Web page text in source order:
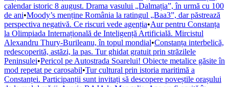
calendar istoric 8 august. Drama vasului „Dalmația”, în urmă cu 100
de ani•Moody’s menține România la ratingul „Baa3”, dar păstrează
perspectiva negativă. Ce riscuri vede agenția•Aur pentru Constanța
la Olimpiada Internațională de Inteligență Artificială. Mircistul
Alexandru Thury-Burileanu, în topul mondial•Constanța interbelică,
redescoperită, astăzi, la pas. Tur ghidat gratuit prin străzilele
Peninsulei•Pericol pe Autostrada Soarelui! Obiecte metalice găsite în
mod repetat pe carosabil•Tur cultural prin istoria maritimă a
Constanței. Participanții sunt invitați să descopere poveștile orașului